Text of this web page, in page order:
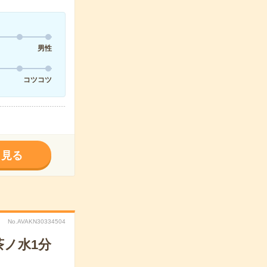
男性
コツコツ
る
No.AVAKN30334504
ノ水1分